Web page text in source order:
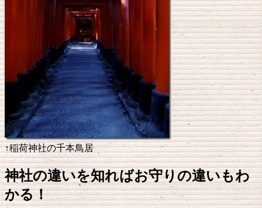
↑稲荷神社の千本鳥居
神社の違いを知ればお守りの違いもわ
かる！